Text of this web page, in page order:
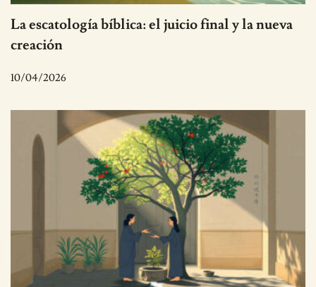
La escatología bíblica: el juicio final y la nueva
creación
10/04/2026